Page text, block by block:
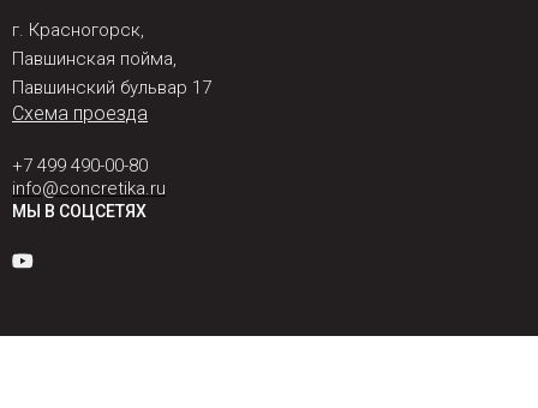
г. Красногорск,
Павшинская пойма,
Павшинский бульвар 17
Схема проезда
+7 499 490-00-80
info@concretika.ru
МЫ В СОЦСЕТЯХ